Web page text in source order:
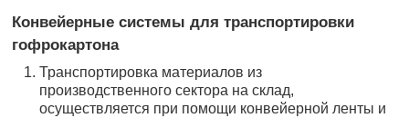
Конвейерные системы для транспортировки
гофрокартона
Транспортировка материалов из
производственного сектора на склад,
осуществляется при помощи конвейерной ленты и